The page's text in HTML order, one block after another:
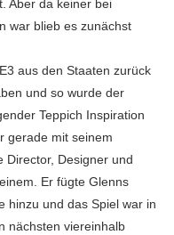
Aber da keiner bei
war blieb es zunächst
aus den Staaten zurück
und so wurde der
Teppich Inspiration
gerade mit seinem
Director, Designer und
Er fügte Glenns
hinzu und das Spiel war in
nächsten viereinhalb